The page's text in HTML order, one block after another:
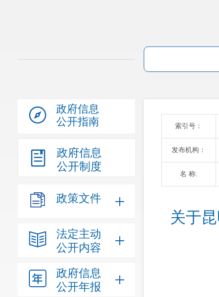
政府信息
公开指南
政府信息
公开制度
政策文件
法定主动
公开内容
政府信息
公开年报
索引号：
发布机构：
名 称:
关于